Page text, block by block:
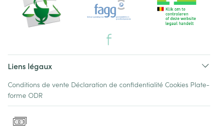
Liens légaux
Conditions de vente Déclaration de confidentialité Cookies Plate-
forme ODR